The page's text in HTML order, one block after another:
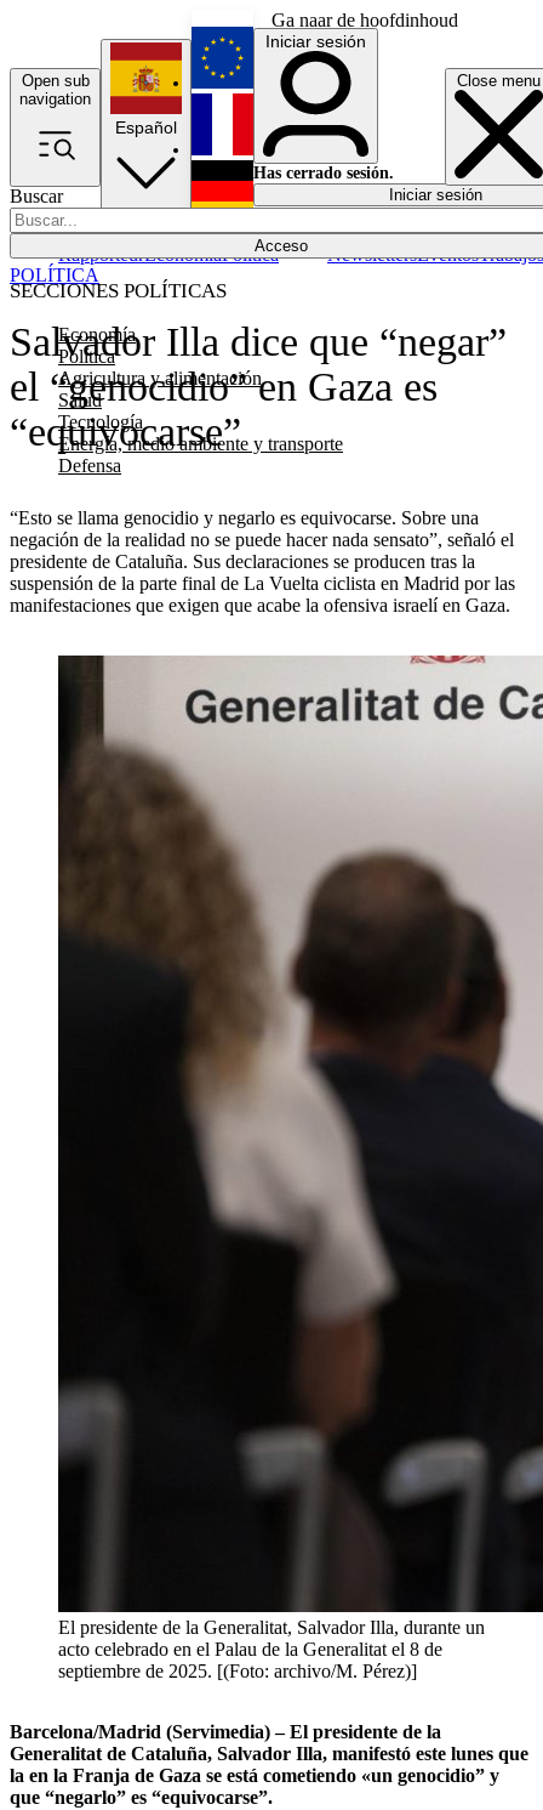
Ga naar de hoofdinhoud
Open sub
navigation
Close menu
Buscar
Acceso
SECCIONES POLÍTICAS
Economía
Política
Agricultura y alimentación
Salud
Tecnología
Energía, medio ambiente y transporte
Defensa
RapporteurEconomíaPolítica NewslettersEventosTrabajos
Español
English
Français
Iniciar sesión
Has cerrado sesión.
Iniciar sesión
Salvador Illa dice que “negar”
el “genocidio” en Gaza es
“equivocarse”
“Esto se llama genocidio y negarlo es equivocarse. Sobre una
negación de la realidad no se puede hacer nada sensato”, señaló el
presidente de Cataluña. Sus declaraciones se producen tras la
suspensión de la parte final de La Vuelta ciclista en Madrid por las
manifestaciones que exigen que acabe la ofensiva israelí en Gaza.
POLÍTICA
El presidente de la Generalitat, Salvador Illa, durante un
acto celebrado en el Palau de la Generalitat el 8 de
septiembre de 2025. [(Foto: archivo/M. Pérez)]
Barcelona/Madrid (Servimedia) – El presidente de la
Generalitat de Cataluña, Salvador Illa, manifestó este lunes que
la en la Franja de Gaza se está cometiendo «un genocidio” y
que “negarlo” es “equivocarse”.